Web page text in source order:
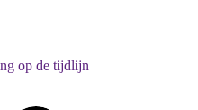
op de tijdlijn